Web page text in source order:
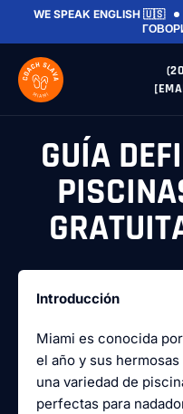
WE SPEAK ENGLISH 🇺🇸
GUÍA
Introducción
Miami es conocida
el año y sus
una variedad de
perfectas para